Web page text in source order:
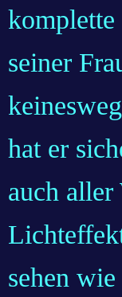
seiner
hat er
auch aller
sehen